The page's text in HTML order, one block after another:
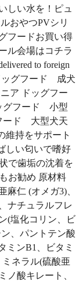
しい水を！ピュ
おやつPVシリ
フードお買い得
ル会場はコチラ
to foreign
ッグフード 成犬
ア ドッグフー
グフード 小型
ード 大型犬天
維持をサポート
しい匂いで嗜好
で歯垢の沈着を
お勧め 原材料
麻仁 (オメガ3)、
ナチュラルフレ
(塩化コリン、ビ
、パントテン酸
ミンB1、ビタミ
ネラル(硫酸亜
ノ酸キレート、